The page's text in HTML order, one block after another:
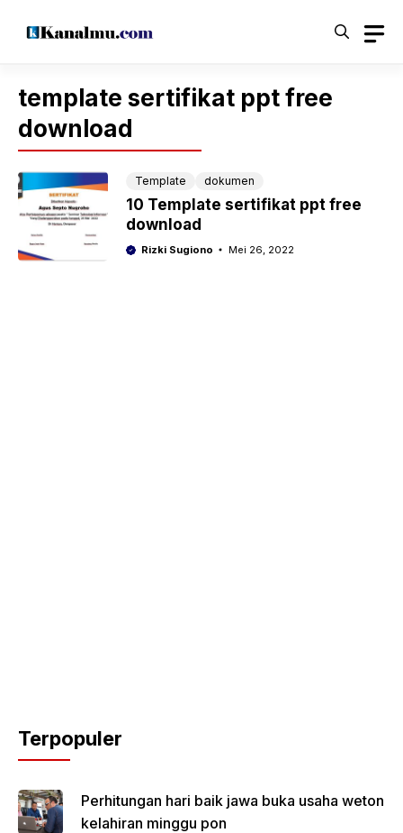
template sertifikat ppt free
download
Template dokumen
10 Template sertifikat ppt free
download
Rizki Sugiono Mei 26, 2022
Terpopuler
Perhitungan hari baik jawa buka usaha weton
kelahiran minggu pon